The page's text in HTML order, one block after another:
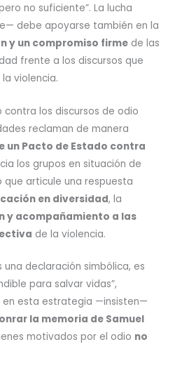
no suficiente”. La lucha
debe apoyarse también en la
y un compromiso firme de las
frente a los discursos que
violencia.
contra los discursos de odio
reclaman de manera
un Pacto de Estado contra
los grupos en situación de
que articule una respuesta
en diversidad, la
y acompañamiento a las
de la violencia.
una declaración simbólica, es
para salvar vidas”,
en esta estrategia —insisten—
la memoria de Samuel
motivados por el odio no